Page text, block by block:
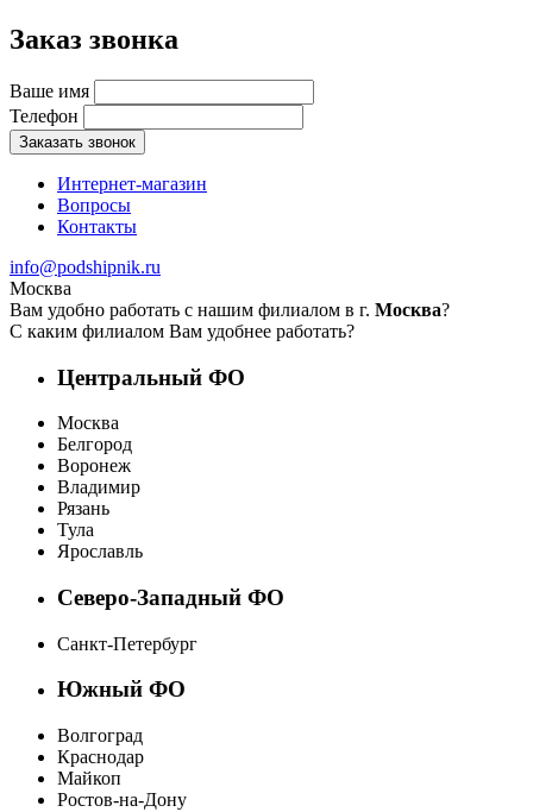
Заказ звонка
Ваше имя
Телефон
Заказать звонок
Интернет-магазин
Вопросы
Контакты
info@podshipnik.ru
Москва
Вам удобно работать с нашим филиалом в г. Москва?
С каким филиалом Вам удобнее работать?
Центральный ФО
Москва
Белгород
Воронеж
Владимир
Рязань
Тула
Ярославль
Северо-Западный ФО
Санкт-Петербург
Южный ФО
Волгоград
Краснодар
Майкоп
Ростов-на-Дону